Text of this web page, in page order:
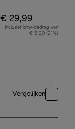
€ 29,99
Inclusief btw-bedrag van
€ 5,20 (21%)
Vergelijken